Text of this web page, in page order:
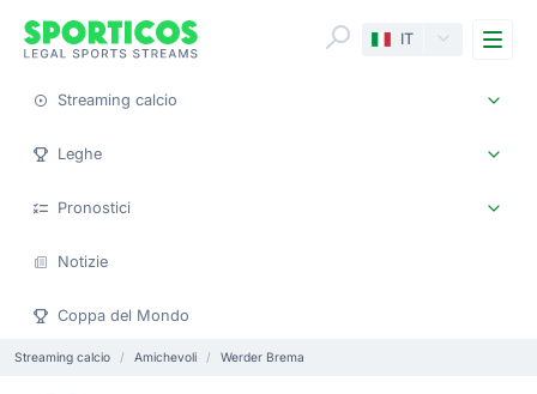
IT
Streaming calcio
Leghe
Pronostici
Notizie
Coppa del Mondo
Streaming calcio Amichevoli Werder Brema